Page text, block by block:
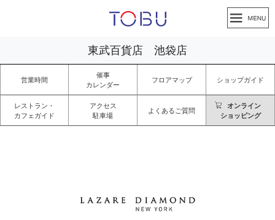
東武百貨店 池袋店
営業時間
催事
カレンダー
フロアマップ ショップガイド
レストラン・
カフェガイド
アクセス
駐車場
よくあるご質問
オンライン
ショッピング